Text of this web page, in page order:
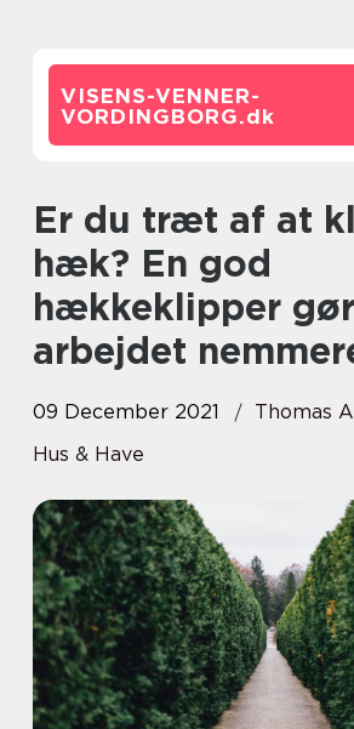
VISENS-VENNER-
VORDINGBORG.dk
Er du træt af at klippe
hæk? En god
hækkeklipper gør
arbejdet
09 December 2021
Thomas
Hus & Have